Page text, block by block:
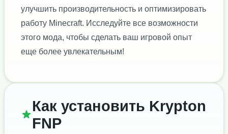
улучшить производительность и оптимизировать
работу Minecraft. Исследуйте все возможности
этого мода, чтобы сделать ваш игровой опыт
еще более увлекательным!
Как установить Krypton
FNP